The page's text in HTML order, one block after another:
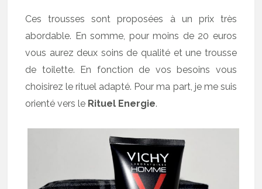
Ces trousses sont proposées à un prix très
abordable. En somme, pour moins de 20 euros
vous aurez deux soins de qualité et une trousse
de toilette. En fonction de vos besoins vous
choisirez le rituel adapté. Pour ma part, je me suis
orienté vers le Rituel Energie.